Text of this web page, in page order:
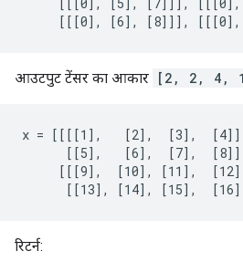
[[[0], [6], [8]]],
आउटपुट टेंसर का आकार [2, 2, 4,
x = [[[[1],   [2],  [3],
[[5],   [6],  [7],
[[[9],  [10], [11],
[[13], [14], [15],
रिटर्न: